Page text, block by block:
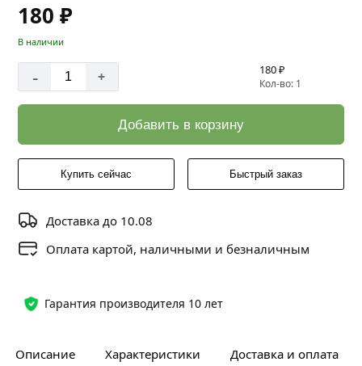
Гарантия производителя 10 лет
180 ₽
В наличии
- + 180 ₽
Кол-во: 1
Добавить в корзину
Купить сейчас Быстрый заказ
Доставка до 10.08
Оплата картой, наличными и безналичным
Описание Характеристики Доставка и оплата